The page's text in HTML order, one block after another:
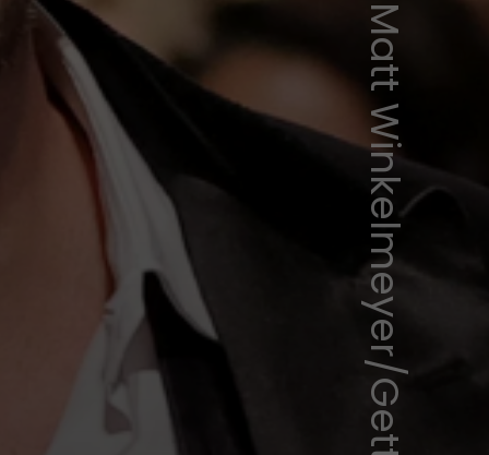
Matt Winkelmeyer/Getty Images